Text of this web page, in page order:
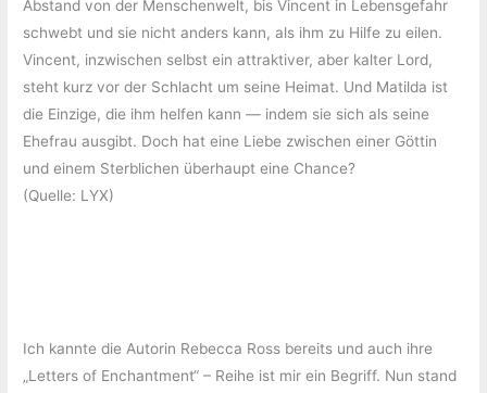
Abstand von der Menschenwelt, bis Vincent in Lebensgefahr
schwebt und sie nicht anders kann, als ihm zu Hilfe zu eilen.
Vincent, inzwischen selbst ein attraktiver, aber kalter Lord,
steht kurz vor der Schlacht um seine Heimat. Und Matilda ist
die Einzige, die ihm helfen kann — indem sie sich als seine
Ehefrau ausgibt. Doch hat eine Liebe zwischen einer Göttin
und einem Sterblichen überhaupt eine Chance?
(Quelle: LYX)
Ich kannte die Autorin Rebecca Ross bereits und auch ihre
„Letters of Enchantment“ – Reihe ist mir ein Begriff. Nun stand